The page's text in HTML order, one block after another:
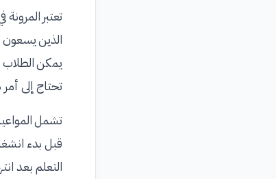
تعتبر
الذين يسعون
يمكن الطلاب
تحتاج إلى
تشمل
قبل بدء
التعلم بعد